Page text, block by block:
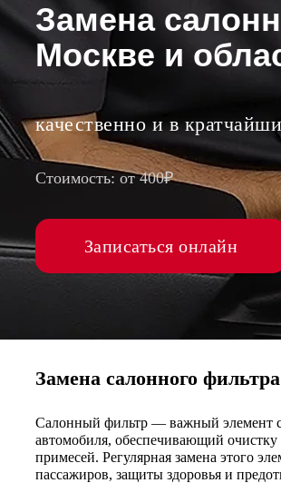
Замена
Москве и
качественно и в
Стоимость: от 400₽
Записаться онлайн
Замена салонного
Салонный фильтр — важный элемент
автомобиля, обеспечивающий
примесей. Регулярная замена этого
пассажиров, защиты здоровья и